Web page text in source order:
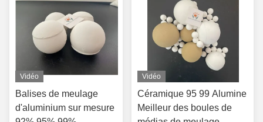
Vidéo
Balises de meulage
d'aluminium sur mesure
Vidéo
Céramique 95 99 Alumine
Meilleur des boules de